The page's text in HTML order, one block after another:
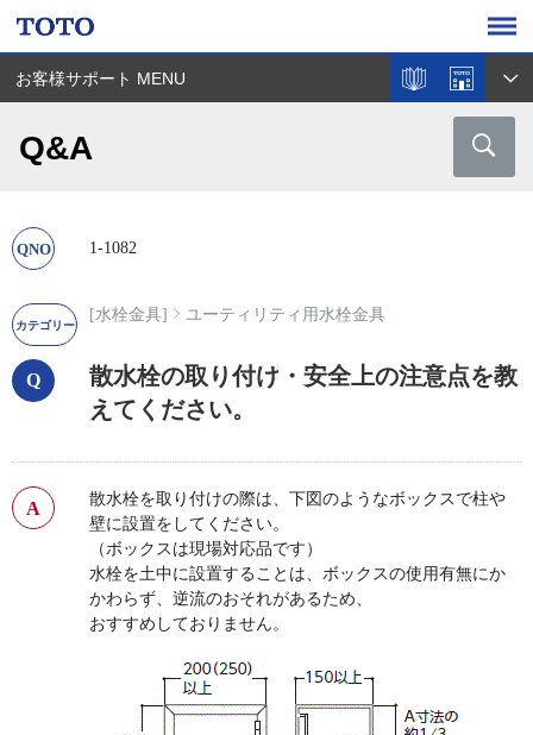
お客様サポート MENU
Q&A
1-1082
[水栓金具] ユーティリティ用水栓金具
散水栓の取り付け・安全上の注意点を教
えてください。
散水栓を取り付けの際は、下図のようなボックスで柱や
壁に設置をしてください。
（ボックスは現場対応品です）
水栓を土中に設置することは、ボックスの使用有無にか
かわらず、逆流のおそれがあるため、
おすすめしておりません。